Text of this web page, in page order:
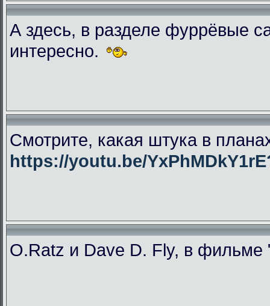
А здесь, в разделе фуррёвые
интересно.
Смотрите, какая штука в
https://youtu.be/
O.Ratz и Dave D. Fly, в